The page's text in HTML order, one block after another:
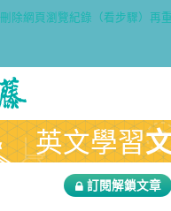
除網頁瀏覽紀錄（看步驟）再
頁 英文學習
訂閱解鎖文章